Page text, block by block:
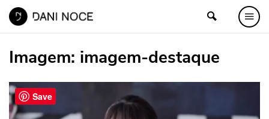
Imagem: imagem-destaque
Save